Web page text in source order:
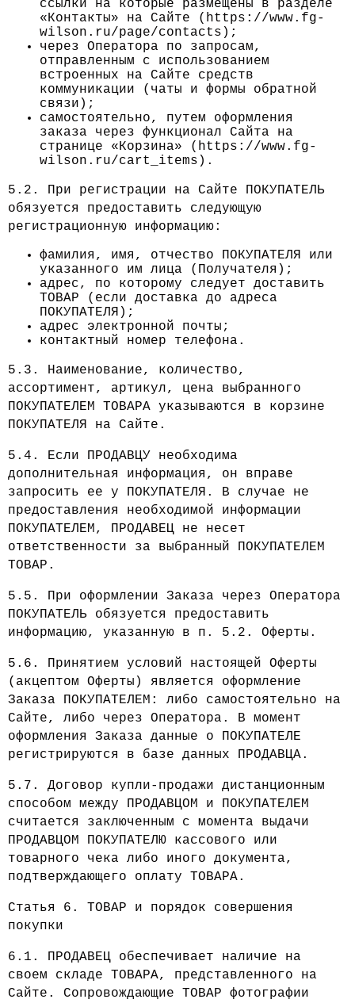
ссылки на которые размещены в разделе
«Контакты» на Сайте (https://www.fg-
wilson.ru/page/contacts);
через Оператора по запросам,
отправленным с использованием
встроенных на Сайте средств
коммуникации (чаты и формы обратной
связи);
самостоятельно, путем оформления
заказа через функционал Сайта на
странице «Корзина» (https://www.fg-
wilson.ru/cart_items).
5.2. При регистрации на Сайте ПОКУПАТЕЛЬ
обязуется предоставить следующую
регистрационную информацию:
фамилия, имя, отчество ПОКУПАТЕЛЯ или
указанного им лица (Получателя);
адрес, по которому следует доставить
ТОВАР (если доставка до адреса
ПОКУПАТЕЛЯ);
адрес электронной почты;
контактный номер телефона.
5.3. Наименование, количество,
ассортимент, артикул, цена выбранного
ПОКУПАТЕЛЕМ ТОВАРА указываются в корзине
ПОКУПАТЕЛЯ на Сайте.
5.4. Если ПРОДАВЦУ необходима
дополнительная информация, он вправе
запросить ее у ПОКУПАТЕЛЯ. В случае не
предоставления необходимой информации
ПОКУПАТЕЛЕМ, ПРОДАВЕЦ не несет
ответственности за выбранный ПОКУПАТЕЛЕМ
ТОВАР.
5.5. При оформлении Заказа через Оператора
ПОКУПАТЕЛЬ обязуется предоставить
информацию, указанную в п. 5.2. Оферты.
5.6. Принятием условий настоящей Оферты
(акцептом Оферты) является оформление
Заказа ПОКУПАТЕЛЕМ: либо самостоятельно на
Сайте, либо через Оператора. В момент
оформления Заказа данные о ПОКУПАТЕЛЕ
регистрируются в базе данных ПРОДАВЦА.
5.7. Договор купли-продажи дистанционным
способом между ПРОДАВЦОМ и ПОКУПАТЕЛЕМ
считается заключенным с момента выдачи
ПРОДАВЦОМ ПОКУПАТЕЛЮ кассового или
товарного чека либо иного документа,
подтверждающего оплату ТОВАРА.
Статья 6. ТОВАР и порядок совершения
покупки
6.1. ПРОДАВЕЦ обеспечивает наличие на
своем складе ТОВАРА, представленного на
Сайте. Сопровождающие ТОВАР фотографии